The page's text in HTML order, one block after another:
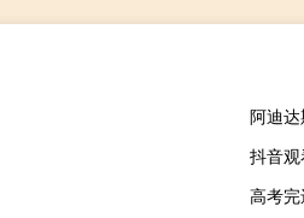
阿迪
抖音观
高考